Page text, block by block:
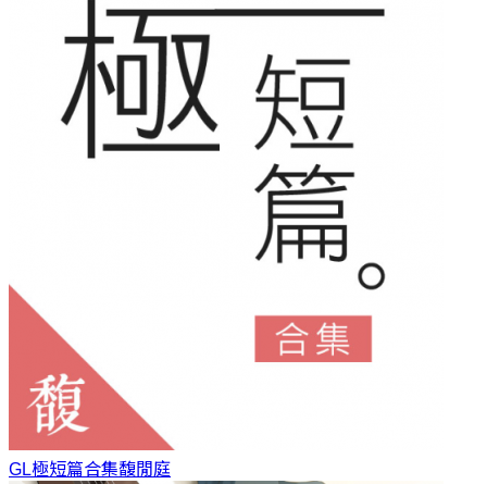
GL極短篇合集馥閒庭